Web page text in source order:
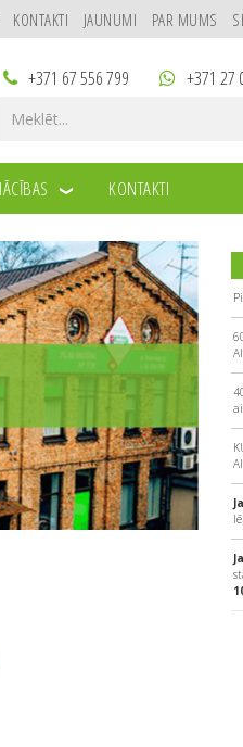
KONTAKTI JAUNUMI PAR MUMS
+371 67 556 799 +371 27
KONTAKTI